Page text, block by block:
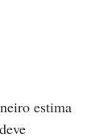
estima